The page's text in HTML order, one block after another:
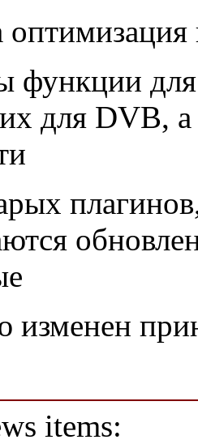
функции для
для DVB,
изменен
items: